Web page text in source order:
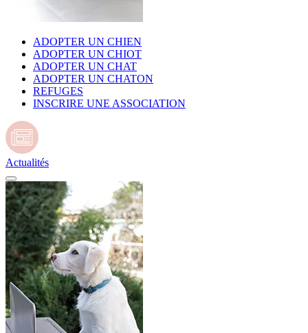
ADOPTER UN CHIEN
ADOPTER UN CHIOT
ADOPTER UN CHAT
ADOPTER UN CHATON
REFUGES
INSCRIRE UNE ASSOCIATION
Actualités